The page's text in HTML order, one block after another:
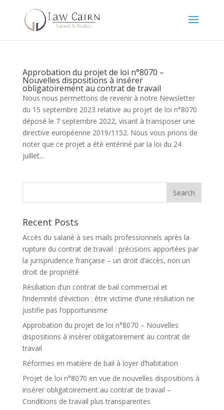
Approbation du projet de loi n°8070 –
Nouvelles dispositions à insérer
obligatoirement au contrat de travail
Nous nous permettons de revenir à notre Newsletter
du 15 septembre 2023 relative au projet de loi n°8070
déposé le 7 septembre 2022, visant à transposer une
directive européenne 2019/1152. Nous vous prions de
noter que ce projet a été entériné par la loi du 24
juillet...
Recent Posts
Accès du salarié à ses mails professionnels après la
rupture du contrat de travail : précisions apportées par
la jurisprudence française – un droit d’accès, non un
droit de propriété
Résiliation d’un contrat de bail commercial et
l’indemnité d’éviction : être victime d’une résiliation ne
justifie pas l’opportunisme
Approbation du projet de loi n°8070 – Nouvelles
dispositions à insérer obligatoirement au contrat de
travail
Réformes en matière de bail à loyer d’habitation
Projet de loi n°8070 en vue de nouvelles dispositions à
insérer obligatoirement au contrat de travail –
Conditions de travail plus transparentes